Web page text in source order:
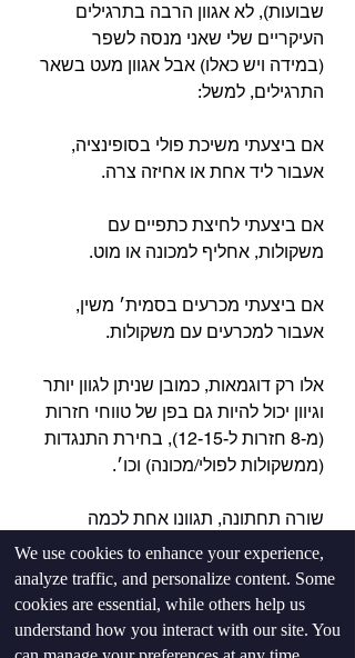
שבועות), לא אגוון הרבה בתרגילים
העיקריים שלי שאני מנסה לשפר
(במידה ויש כאלו) אבל אגוון מעט בשאר
התרגילים, למשל:⁣
אם ביצעתי משיכת פולי בסופינציה,
אעבור ליד אחת או אחיזה צרה.⁣
אם ביצעתי לחיצת כתפיים עם
משקולות, אחליף למכונה או מוט.⁣
אם ביצעתי מכרעים בסמית׳ משין,
אעבור למכרעים עם משקולות.⁣
אלו רק דוגמאות, כמובן שניתן לגוון יותר
וגיוון יכול להיות גם בפן של טווחי חזרות
(מ-8 חזרות ל-12-15), בחירת התנגדות
(ממשקולות לפולי/מכונה) וכו׳.⁣
שורה תחתונה, תגוונו אחת לכמה
שבועות, אל תגוונו כל אימון, בייחוד אם
מה שאתם עושים עובד. ⁣
We use cookies to enhance your experience,
analyze traffic, and personalize content. Some
cookies are essential, while others help us
understand how you interact with our site. You